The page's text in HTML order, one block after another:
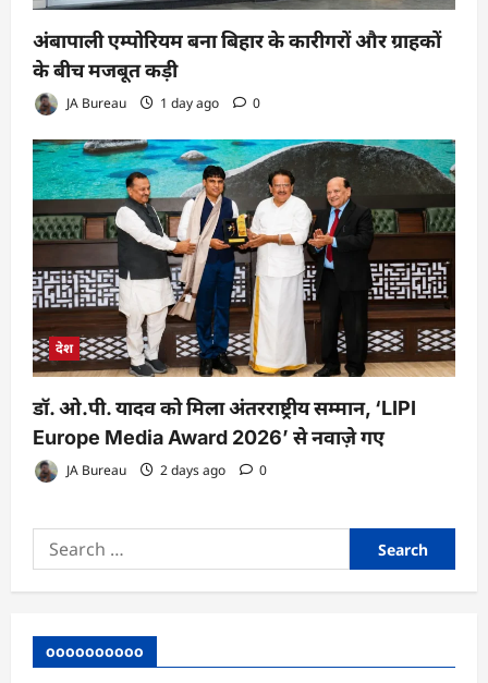
अंबापाली एम्पोरियम बना बिहार के कारीगरों और ग्राहकों
के बीच मजबूत कड़ी
JA Bureau 1 day ago 0
देश
डॉ. ओ.पी. यादव को मिला अंतरराष्ट्रीय सम्मान, ‘LIPI
Europe Media Award 2026’ से नवाज़े गए
JA Bureau 2 days ago 0
Search
for:
oooooooooo